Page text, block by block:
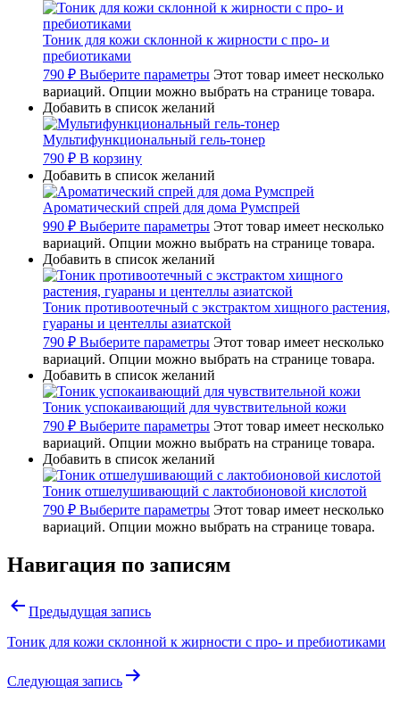
Тоник для кожи склонной к жирности с про- и
пребиотиками
790 ₽ Выберите параметры Этот товар имеет несколько
вариаций. Опции можно выбрать на странице товара.
Добавить в список желаний
Мультифункциональный гель-тонер
790 ₽ В корзину
Добавить в список желаний
Ароматический спрей для дома Румспрей
990 ₽ Выберите параметры Этот товар имеет несколько
вариаций. Опции можно выбрать на странице товара.
Добавить в список желаний
Тоник противоотечный с экстрактом хищного растения,
гуараны и центеллы азиатской
790 ₽ Выберите параметры Этот товар имеет несколько
вариаций. Опции можно выбрать на странице товара.
Добавить в список желаний
Тоник успокаивающий для чувствительной кожи
790 ₽ Выберите параметры Этот товар имеет несколько
вариаций. Опции можно выбрать на странице товара.
Добавить в список желаний
Тоник отшелушивающий с лактобионовой кислотой
790 ₽ Выберите параметры Этот товар имеет несколько
вариаций. Опции можно выбрать на странице товара.
Навигация по записям
Предыдущая запись
Тоник для кожи склонной к жирности с про- и пребиотиками
Следующая запись